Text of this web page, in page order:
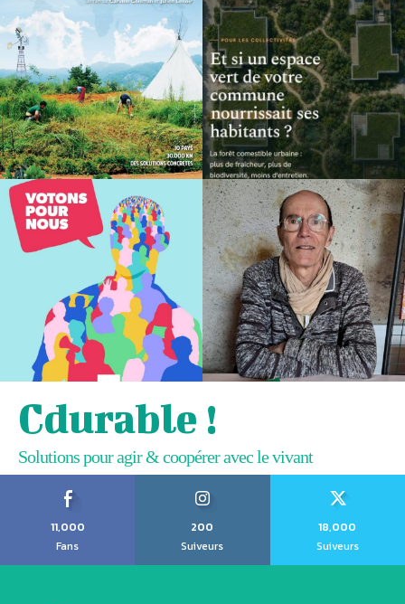
Cdurable !
Solutions pour agir & coopérer avec le vivant
11,000
Fans
200
Suiveurs
18,000
Suiveurs